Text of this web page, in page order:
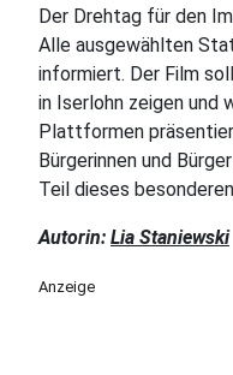
Der Drehtag für den
Alle ausgewählten
informiert. Der Film
in Iserlohn zeigen und
Plattformen
Bürgerinnen und
Teil dieses
Autorin: Lia Staniewski
Anzeige